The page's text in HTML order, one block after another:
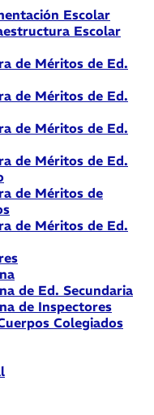
Escolar
Escolar
de Méritos de Ed.
de Méritos de Ed.
de Méritos de Ed.
de Méritos de Ed.
de Méritos de
de Méritos de Ed.
de Ed. Secundaria
de Inspectores
Colegiados